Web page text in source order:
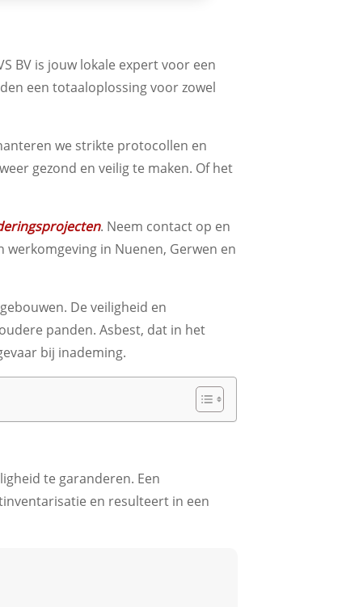
BV is jouw lokale expert voor een
een totaaloplossing voor zowel
we strikte protocollen en
gezond en veilig te maken. Of het
. Neem contact op en
werkomgeving in Nuenen, Gerwen en
De veiligheid en
panden. Asbest, dat in het
bij inademing.
te garanderen. Een
en resulteert in een